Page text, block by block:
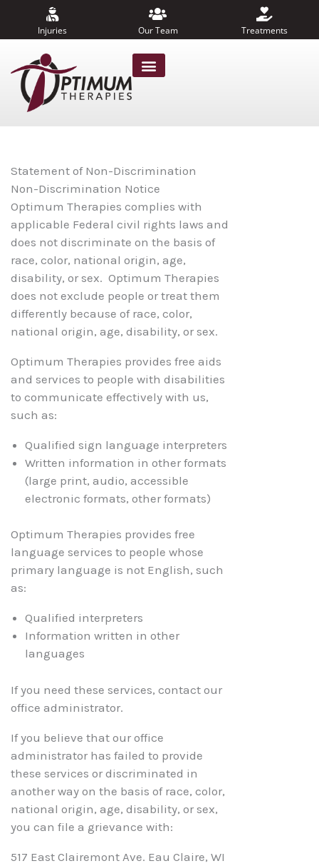
content
Injuries Our Team Treatments
Statement of Non-Discrimination
Non-Discrimination Notice
Optimum Therapies complies with
applicable Federal civil rights laws and
does not discriminate on the basis of
race, color, national origin, age,
disability, or sex. Optimum Therapies
does not exclude people or treat them
differently because of race, color,
national origin, age, disability, or sex.
Optimum Therapies provides free aids
and services to people with disabilities
to communicate effectively with us,
such as:
Qualified sign language interpreters
Written information in other formats
(large print, audio, accessible
electronic formats, other formats)
Optimum Therapies provides free
language services to people whose
primary language is not English, such
as:
Qualified interpreters
Information written in other
languages
If you need these services, contact our
office administrator.
If you believe that our office
administrator has failed to provide
these services or discriminated in
another way on the basis of race, color,
national origin, age, disability, or sex,
you can file a grievance with:
517 East Clairemont Ave. Eau Claire, WI